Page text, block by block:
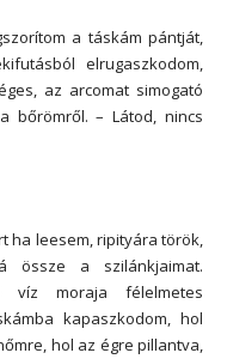
a táskám pántját,
elrugaszkodom,
az arcomat simogató
bőrömről. – Látod, nincs
ha leesem, ripityára török,
össze a szilánkjaimat.
víz moraja félelmetes
kapaszkodom, hol
hol az égre pillantva,